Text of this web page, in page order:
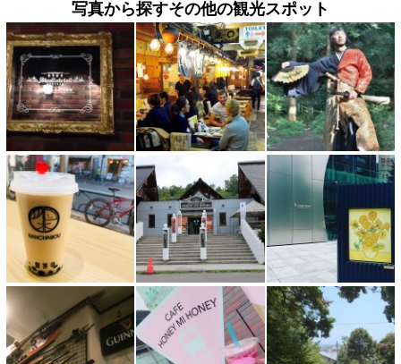
写真から探すその他の観光スポット